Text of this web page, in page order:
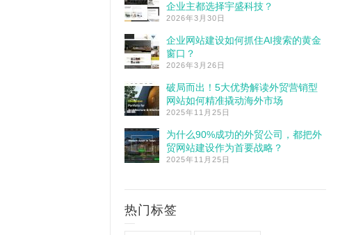
企业主都选择宇盛科技？
2026年3月30日
企业网站建设如何抓住AI搜索的黄金
窗口？
2026年3月26日
破局而出！5大优势解读外贸营销型
网站如何精准撬动海外市场
2025年11月25日
为什么90%成功的外贸公司，都把外
贸网站建设作为首要战略？
2025年11月25日
热门标签